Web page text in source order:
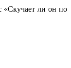
«Скучает ли он по